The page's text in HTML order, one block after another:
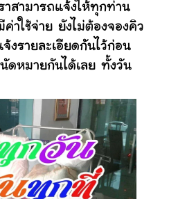
าสามารถแจ้งให้ทุกท่าน
าใช้จ่าย ยังไม่ต้องจองคิว
งรายละเอียดกันไว้ก่อน
ดหมายกันได้เลย ทั้งวัน